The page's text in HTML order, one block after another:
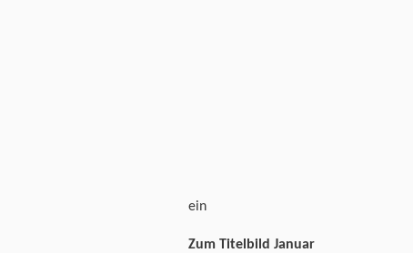
ein
Zum Titelbild Januar